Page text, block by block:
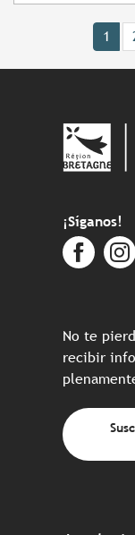
1
¡Síganos!
No te
recibir